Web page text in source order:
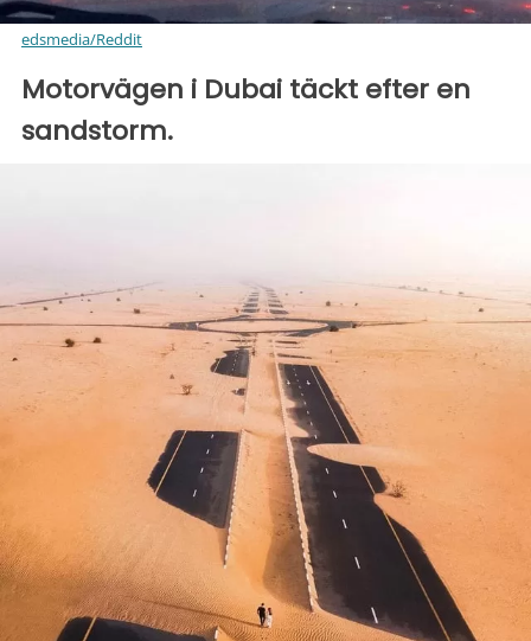
edsmedia/Reddit
Motorvägen i Dubai täckt efter en
sandstorm.